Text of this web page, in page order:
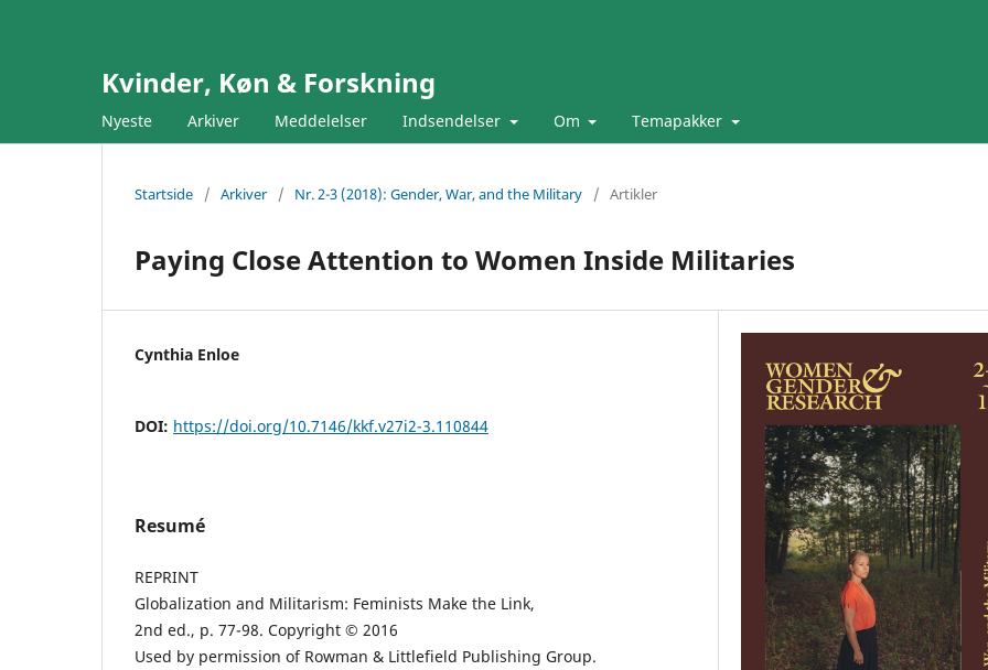
Kvinder, Køn & Forskning
Nyeste Arkiver Meddelelser Indsendelser Om Temapakker
Startside / Arkiver / Nr. 2-3 (2018): Gender, War, and the Military / Artikler
Paying Close Attention to Women Inside Militaries
Cynthia Enloe
DOI: https://doi.org/10.7146/kkf.v27i2-3.110844
Resumé
REPRINT
Globalization and Militarism: Feminists Make the Link,
2nd ed., p. 77-98. Copyright © 2016
Used by permission of Rowman & Littlefield Publishing Group.